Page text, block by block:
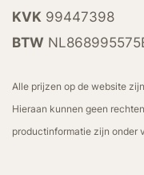
KVK 99447398
BTW
Alle prijzen op de website
Hieraan kunnen geen
productinformatie zijn onder